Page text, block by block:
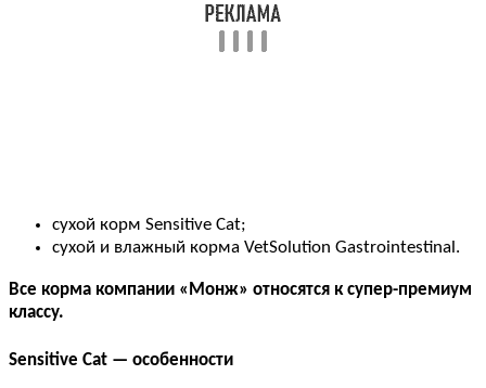
сухой корм Sensitive Cat;
сухой и влажный корма VetSolution Gastrointestinal.
Все корма компании «Монж» относятся к супер-премиум
классу.
Sensitive Cat — особенности